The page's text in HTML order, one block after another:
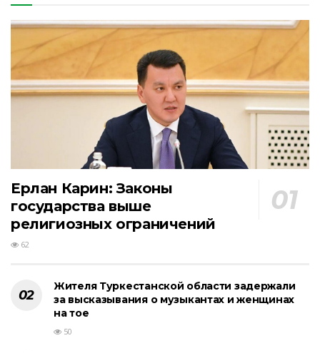
Ерлан Карин: Законы
государства выше
религиозных ограничений
62
Жителя Туркестанской области задержали
за высказывания о музыкантах и женщинах
на тое
50